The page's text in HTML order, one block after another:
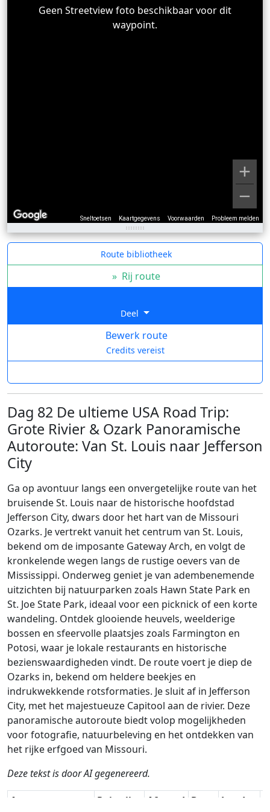
Sneltoetsen Kaartgegevens Voorwaarden Probleem melden
Geen Streetview foto beschikbaar voor dit
waypoint.
Route bibliotheek
» Rij route
Deel
Bewerk route
Credits vereist
Dag 82 De ultieme USA Road Trip:
Grote Rivier & Ozark Panoramische
Autoroute: Van St. Louis naar Jefferson
City
Ga op avontuur langs een onvergetelijke route van het
bruisende St. Louis naar de historische hoofdstad
Jefferson City, dwars door het hart van de Missouri
Ozarks. Je vertrekt vanuit het centrum van St. Louis,
bekend om de imposante Gateway Arch, en volgt de
kronkelende wegen langs de rustige oevers van de
Mississippi. Onderweg geniet je van adembenemende
uitzichten bij natuurparken zoals Hawn State Park en
St. Joe State Park, ideaal voor een picknick of een korte
wandeling. Ontdek glooiende heuvels, weelderige
bossen en sfeervolle plaatsjes zoals Farmington en
Potosi, waar je lokale restaurants en historische
bezienswaardigheden vindt. De route voert je diep de
Ozarks in, bekend om heldere beekjes en
indrukwekkende rotsformaties. Je sluit af in Jefferson
City, met het majestueuze Capitool aan de rivier. Deze
panoramische autoroute biedt volop mogelijkheden
voor fotografie, natuurbeleving en het ontdekken van
het rijke erfgoed van Missouri.
Deze tekst is door AI gegenereerd.
Auteur Reiswijze Afstand Duur Landen